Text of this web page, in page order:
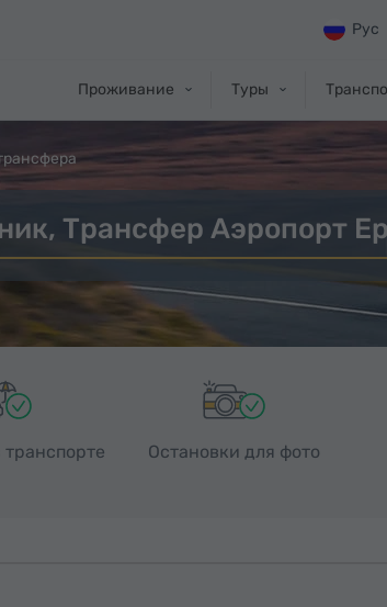
Рус
Проживание Туры
Трансфер Аэропорт
Остановки для фото